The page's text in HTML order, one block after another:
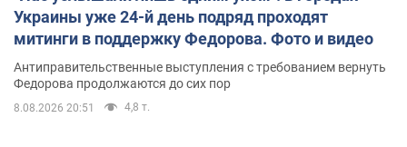
Украины уже 24-й день подряд проходят
митинги в поддержку Федорова. Фото и видео
Антиправительственные выступления с требованием вернуть
Федорова продолжаются до сих пор
8.08.2026 20:51 4,8 т.